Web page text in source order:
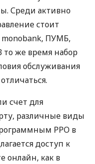
Среди активно
стоит
monobank, ПУМБ,
то же время набор
обслуживания
счет для
различные виды
РРО в
доступ к
онлайн, как в